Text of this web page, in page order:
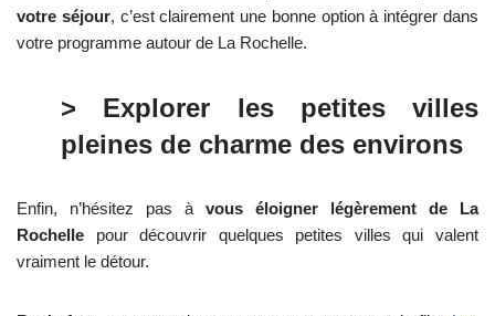
votre séjour, c’est clairement une bonne option à intégrer dans
votre programme autour de La Rochelle.
> Explorer les petites villes
pleines de charme des environs
Enfin, n’hésitez pas à vous éloigner légèrement de La
Rochelle pour découvrir quelques petites villes qui valent
vraiment le détour.